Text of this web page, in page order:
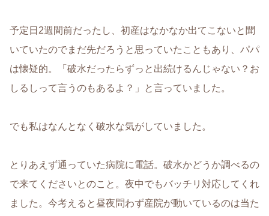
予定日2週間前だったし、初産はなかなか出てこないと聞
いていたのでまだ先だろうと思っていたこともあり、パパ
は懐疑的。「破水だったらずっと出続けるんじゃない？お
しるしって言うのもあるよ？」と言っていました。
でも私はなんとなく破水な気がしていました。
とりあえず通っていた病院に電話。破水かどうか調べるの
で来てくださいとのこと。夜中でもバッチリ対応してくれ
ました。今考えると昼夜問わず産院が動いているのは当た